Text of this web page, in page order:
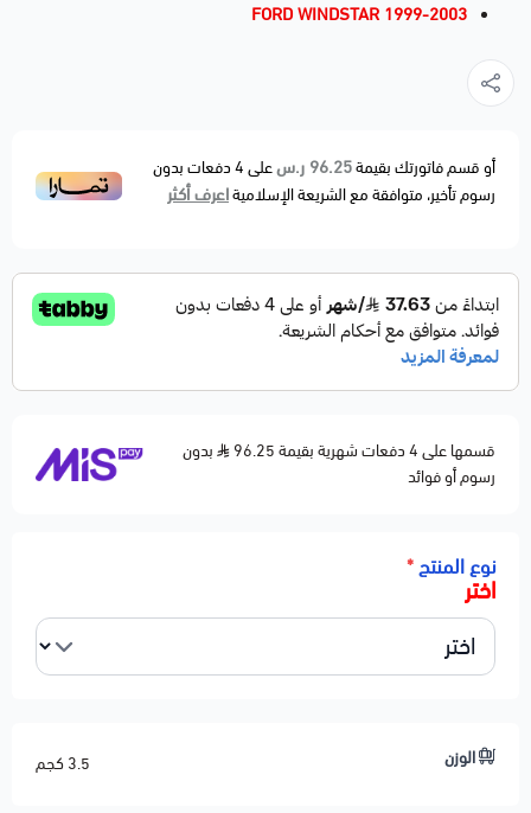
FORD WINDSTAR 1999-2003
أو قسم فاتورتك بقيمة96.25 ر.س على4دفعات بدون
رسوم تأخير، متوافقة مع الشريعة الإسلاميةاعرف أكثر
قسمها على 4 دفعات شهرية بقيمة 96.25
بدون
رسوم أو فوائد
نوع المنتج*
اختر
الوزن 3.5 كجم